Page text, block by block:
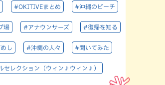
#OKITIVEまとめ #沖縄のビーチ
場 #アナウンサーズ #復帰を知る
し #沖縄の人々 #聞いてみた
セレクション（ウィン♪ウィン♪）